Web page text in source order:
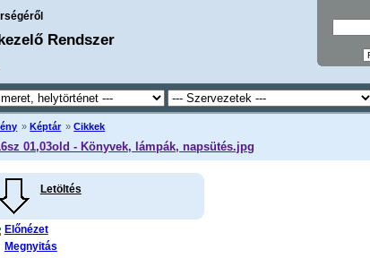
Rendszer
» Képtár »Cikkek
01,03old - Könyvek, lámpák, napsütés.jpg
Letöltés
Előnézet
Megnyitás